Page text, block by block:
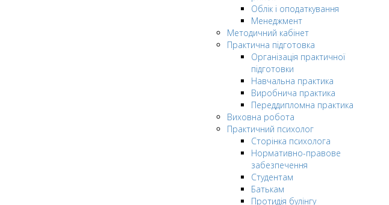
Облік і оподаткування
Менеджмент
Методичний кабінет
Практична підготовка
Організація практичної
підготовки
Навчальна практика
Виробнича практика
Переддипломна практика
Виховна робота
Практичний психолог
Сторінка психолога
Нормативно-правове
забезпечення
Студентам
Батькам
Протидія булінгу